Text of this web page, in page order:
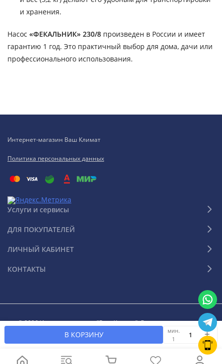
В КОРЗИНУ
мин.
1
и хранения.
Насос «ФЕКАЛЬНИК» 230/8 произведен в России и имеет
гарантию 1 год. Это практичный выбор для дома, дачи или
профессионального использования.
Интернет-магазин Ваш Климат
Политика персональных данных
Услуги и сервисы
ДЛЯ ПОКУПАТЕЛЕЙ
ЛИЧНЫЙ КАБИНЕТ
КОНТАКТЫ
© 2026 Интернет-магазин "Ваш Климат". Все права защищены